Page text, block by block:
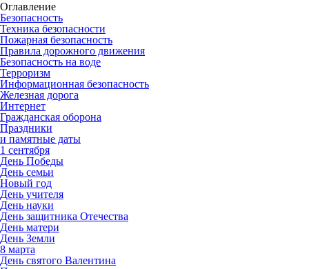
Оглавление
Безопасность
Техника безопасности
Пожарная безопасность
Правила дорожного движения
Безопасность на воде
Терроризм
Информационная безопасность
Железная дорога
Интернет
Гражданская оборона
Праздники
и памятные даты
1 сентября
День Победы
День семьи
Новый год
День учителя
День науки
День защитника Отечества
День матери
День Земли
8 марта
День святого Валентина